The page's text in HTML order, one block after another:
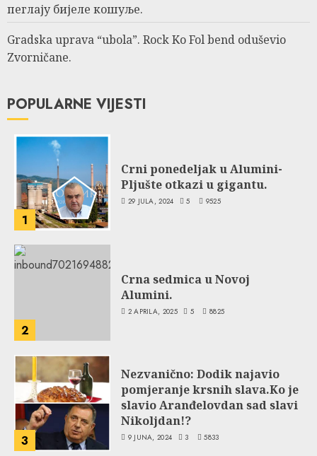
пеглају бијеле кошуље.
Gradska uprava “ubola”. Rock Ko Fol bend oduševio
Zvorničane.
POPULARNE VIJESTI
1
Crni ponedeljak u Alumini-
Pljušte otkazi u gigantu.
29 JULA, 2024 5 9525
2
Crna sedmica u Novoj
Alumini.
2 APRILA, 2025 5 8825
3
Nezvanično: Dodik najavio
pomjeranje krsnih slava.Ko je
slavio Aranđelovdan sad slavi
Nikoljdan!?
9 JUNA, 2024 3 5833